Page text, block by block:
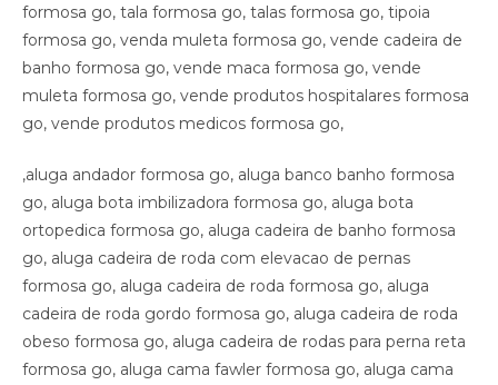
formosa go, tala formosa go, talas formosa go, tipoia
formosa go, venda muleta formosa go, vende cadeira de
banho formosa go, vende maca formosa go, vende
muleta formosa go, vende produtos hospitalares formosa
go, vende produtos medicos formosa go,
,aluga andador formosa go, aluga banco banho formosa
go, aluga bota imbilizadora formosa go, aluga bota
ortopedica formosa go, aluga cadeira de banho formosa
go, aluga cadeira de roda com elevacao de pernas
formosa go, aluga cadeira de roda formosa go, aluga
cadeira de roda gordo formosa go, aluga cadeira de roda
obeso formosa go, aluga cadeira de rodas para perna reta
formosa go, aluga cama fawler formosa go, aluga cama